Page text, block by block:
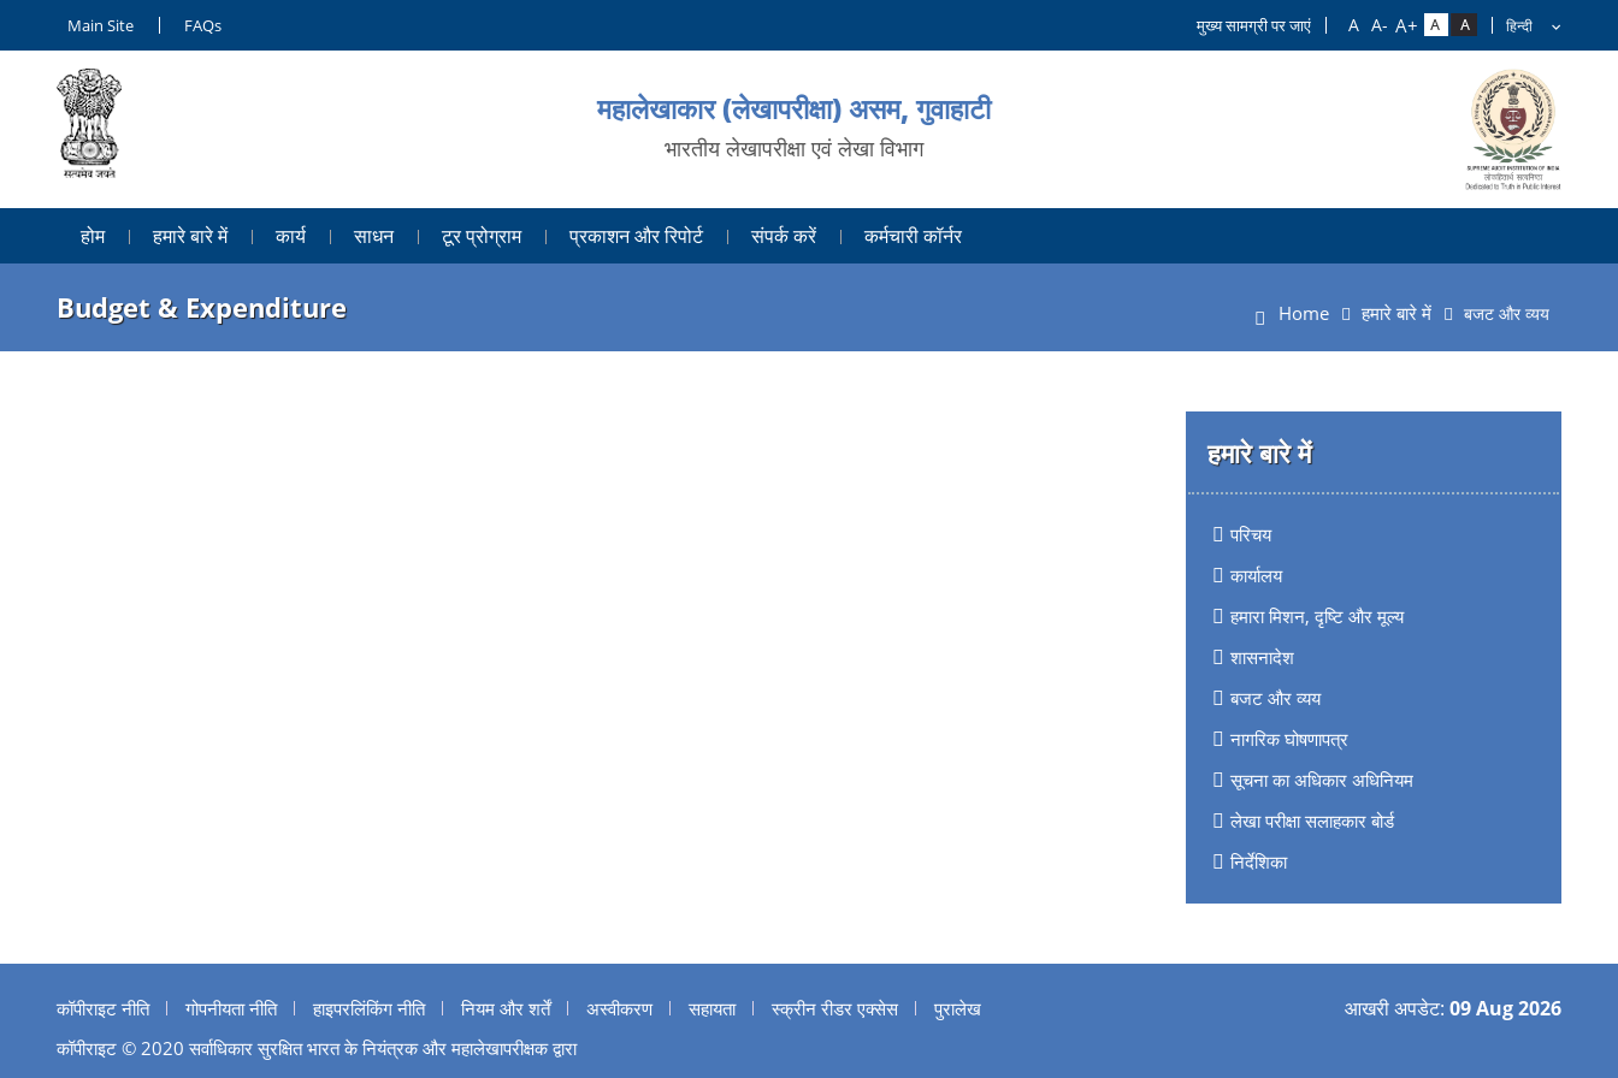
Main Site FAQs मुख्य सामग्री पर जाएं
महालेखाकार (लेखापरीक्षा) असम, गुवाहाटी
भारतीय लेखापरीक्षा एवं लेखा विभाग
होम हमारे बारे में कार्य साधन टूर प्रोग्राम प्रकाशन और रिपोर्ट संपर्क करें कर्मचारी कॉर्नर
Budget & Expenditure Home हमारे बारे में बजट और व्यय
हमारे बारे में
परिचय
कार्यालय
हमारा मिशन, दृष्टि और मूल्य
शासनादेश
बजट और व्यय
नागरिक घोषणापत्र
सूचना का अधिकार अधिनियम
लेखा परीक्षा सलाहकार बोर्ड
निर्देशिका
कॉपीराइट नीति गोपनीयता नीति हाइपरलिंकिंग नीति नियम और शर्तें अस्वीकरण सहायता स्क्रीन रीडर एक्सेस
पुरालेख
कॉपीराइट © 2020 सर्वाधिकार सुरक्षित भारत के नियंत्रक और महालेखापरीक्षक द्वारा
आखरी अपडेट: 09 Aug 2026